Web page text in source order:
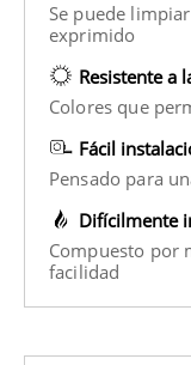
Se puede
exprimido
Resistente a
Colores que
Fácil
Pensado para
Difícilmente
Compuesto por
facilidad